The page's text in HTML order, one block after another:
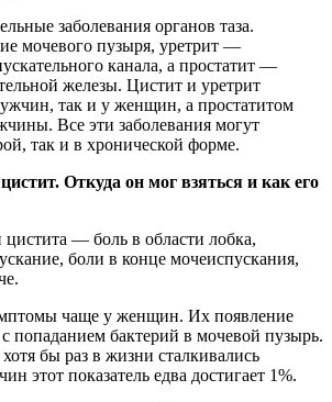
заболевания органов таза.
мочевого пузыря, уретрит —
канала, а простатит —
железы. Цистит и уретрит
так и у женщин, а простатитом
Все эти заболевания могут
так и в хронической форме.
Откуда он мог взяться и как его
— боль в области лобка,
боли в конце мочеиспускания,
чаще у женщин. Их появление
попаданием бактерий в мочевой пузырь.
бы раз в жизни сталкивались
этот показатель едва достигает 1%.